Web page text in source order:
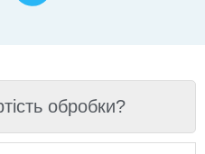
обробки?